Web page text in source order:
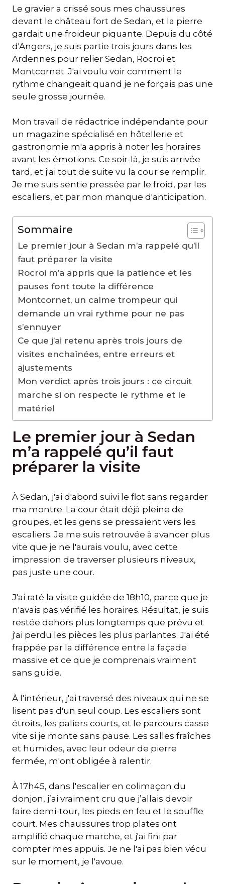
Le gravier a crissé sous mes chaussures
devant le château fort de Sedan, et la pierre
gardait une froideur piquante. Depuis du côté
d'Angers, je suis partie trois jours dans les
Ardennes pour relier Sedan, Rocroi et
Montcornet. J'ai voulu voir comment le
rythme changeait quand je ne forçais pas une
seule grosse journée.
Mon travail de rédactrice indépendante pour
un magazine spécialisé en hôtellerie et
gastronomie m'a appris à noter les horaires
avant les émotions. Ce soir-là, je suis arrivée
tard, et j'ai tout de suite vu la cour se remplir.
Je me suis sentie pressée par le froid, par les
escaliers, et par mon manque d'anticipation.
Sommaire
Le premier jour à Sedan m’a rappelé qu’il
faut préparer la visite
Rocroi m’a appris que la patience et les
pauses font toute la différence
Montcornet, un calme trompeur qui
demande un vrai rythme pour ne pas
s’ennuyer
Ce que j’ai retenu après trois jours de
visites enchaînées, entre erreurs et
ajustements
Mon verdict après trois jours : ce circuit
marche si on respecte le rythme et le
matériel
Le premier jour à Sedan
m’a rappelé qu’il faut
préparer la visite
À Sedan, j'ai d'abord suivi le flot sans regarder
ma montre. La cour était déjà pleine de
groupes, et les gens se pressaient vers les
escaliers. Je me suis retrouvée à avancer plus
vite que je ne l'aurais voulu, avec cette
impression de traverser plusieurs niveaux,
pas juste une cour.
J'ai raté la visite guidée de 18h10, parce que je
n'avais pas vérifié les horaires. Résultat, je suis
restée dehors plus longtemps que prévu et
j'ai perdu les pièces les plus parlantes. J'ai été
frappée par la différence entre la façade
massive et ce que je comprenais vraiment
sans guide.
À l'intérieur, j'ai traversé des niveaux qui ne se
lisent pas d'un seul coup. Les escaliers sont
étroits, les paliers courts, et le parcours casse
vite si je monte sans pause. Les salles fraîches
et humides, avec leur odeur de pierre
fermée, m'ont obligée à ralentir.
À 17h45, dans l'escalier en colimaçon du
donjon, j’ai vraiment cru que j’allais devoir
faire demi-tour, les pieds en feu et le souffle
court. Mes chaussures trop plates ont
amplifié chaque marche, et j'ai fini par
compter mes appuis. Je ne l'ai pas bien vécu
sur le moment, je l'avoue.